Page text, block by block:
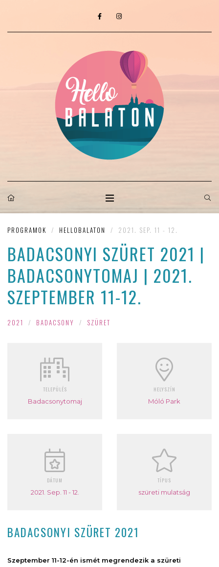
PROGRAMOK / HELLOBALATON / 2021. SEP. 11 - 12.
BADACSONYI SZÜRET 2021 |
BADACSONYTOMAJ | 2021.
SZEPTEMBER 11-12.
2021 / BADACSONY / SZÜRET
TELEPÜLÉS
Badacsonytomaj
HELYSZÍN
Móló Park
DÁTUM
2021. Sep. 11 - 12.
TÍPUS
szüreti mulatság
BADACSONYI SZÜRET 2021
Szeptember 11-12-én ismét megrendezik a szüreti